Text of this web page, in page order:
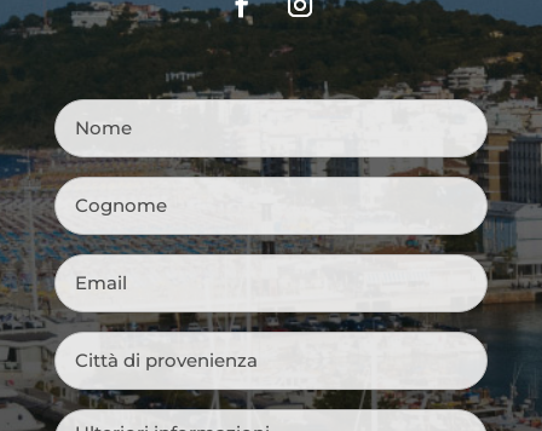
Nome
Cognome
Email
Città
di
provenienza*
Messaggio